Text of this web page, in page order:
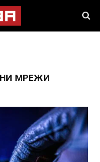
МРЕЖИ